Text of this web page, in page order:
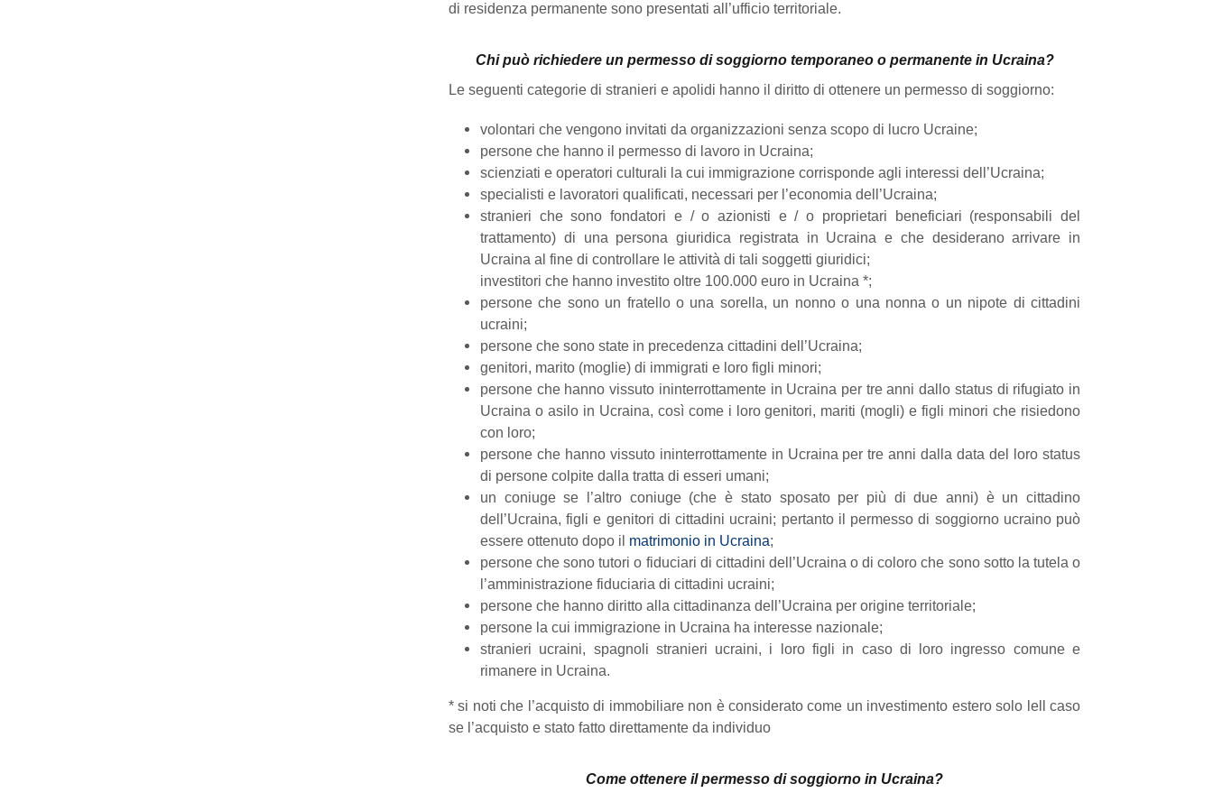
di residenza permanente sono presentati all’ufficio territoriale.
Chi può richiedere un permesso di soggiorno temporaneo o permanente in Ucraina?
Le seguenti categorie di stranieri e apolidi hanno il diritto di ottenere un permesso di soggiorno:
volontari che vengono invitati da organizzazioni senza scopo di lucro Ucraine;
persone che hanno il permesso di lavoro in Ucraina;
scienziati e operatori culturali la cui immigrazione corrisponde agli interessi dell’Ucraina;
specialisti e lavoratori qualificati, necessari per l’economia dell’Ucraina;
stranieri che sono fondatori e / o azionisti e / o proprietari beneficiari (responsabili del
trattamento) di una persona giuridica registrata in Ucraina e che desiderano arrivare in
Ucraina al fine di controllare le attività di tali soggetti giuridici;
investitori che hanno investito oltre 100.000 euro in Ucraina *;
persone che sono un fratello o una sorella, un nonno o una nonna o un nipote di cittadini
ucraini;
persone che sono state in precedenza cittadini dell’Ucraina;
genitori, marito (moglie) di immigrati e loro figli minori;
persone che hanno vissuto ininterrottamente in Ucraina per tre anni dallo status di rifugiato in
Ucraina o asilo in Ucraina, così come i loro genitori, mariti (mogli) e figli minori che risiedono
con loro;
persone che hanno vissuto ininterrottamente in Ucraina per tre anni dalla data del loro status
di persone colpite dalla tratta di esseri umani;
un coniuge se l’altro coniuge (che è stato sposato per più di due anni) è un cittadino
dell’Ucraina, figli e genitori di cittadini ucraini; pertanto il permesso di soggiorno ucraino può
essere ottenuto dopo il matrimonio in Ucraina;
persone che sono tutori o fiduciari di cittadini dell’Ucraina o di coloro che sono sotto la tutela o
l’amministrazione fiduciaria di cittadini ucraini;
persone che hanno diritto alla cittadinanza dell’Ucraina per origine territoriale;
persone la cui immigrazione in Ucraina ha interesse nazionale;
stranieri ucraini, spagnoli stranieri ucraini, i loro figli in caso di loro ingresso comune e
rimanere in Ucraina.
* si noti che l’acquisto di immobiliare non è considerato come un investimento estero solo lell caso
se l’acquisto e stato fatto direttamente da individuo
Come ottenere il permesso di soggiorno in Ucraina?